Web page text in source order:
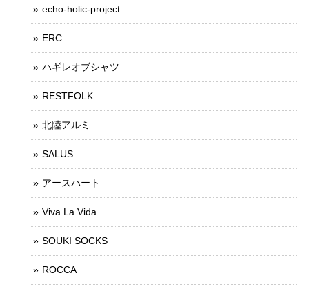
echo-holic-project
ERC
ハギレオブシャツ
RESTFOLK
北陸アルミ
SALUS
アースハート
Viva La Vida
SOUKI SOCKS
ROCCA